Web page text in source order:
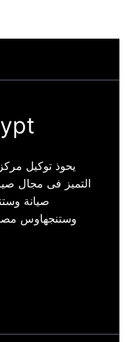
يحوذ توكيل
التميز فى مجال
صيانة
وستنجهاوس